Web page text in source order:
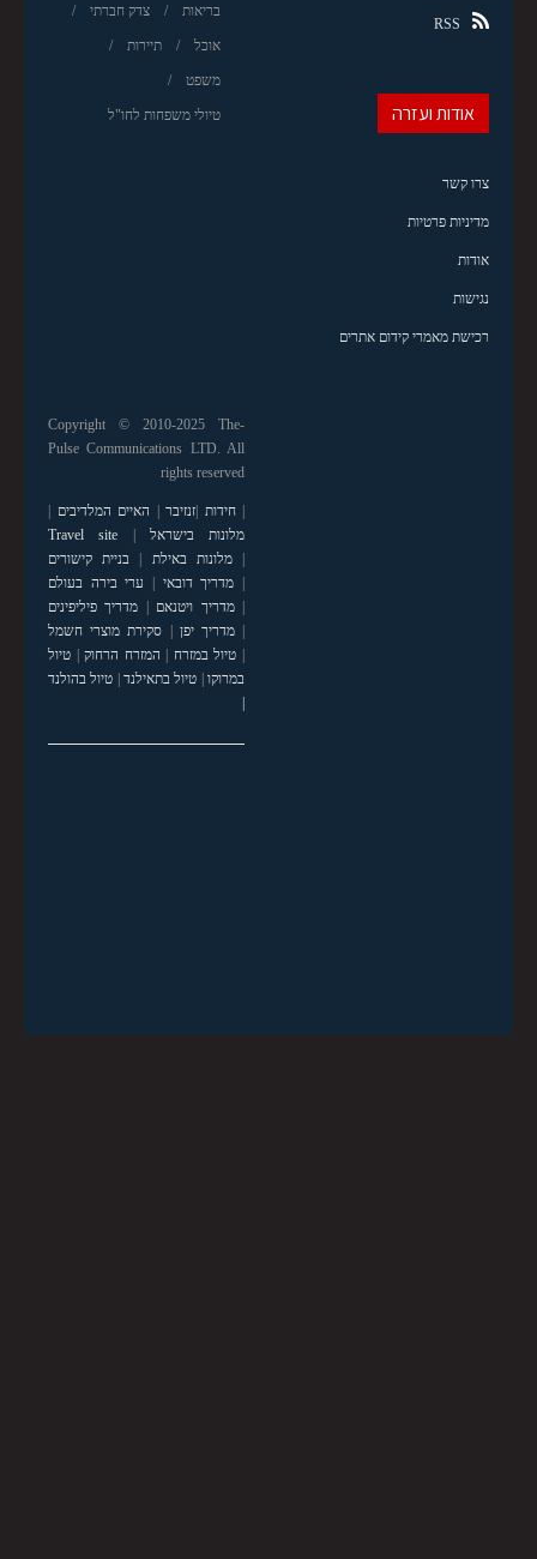
בריאות צדק חברתי
אוכל תיירות
משפט
טיולי משפחות לחו"ל
RSS
אודות ועזרה
צרו קשר
מדיניות פרטיות
אודות
נגישות
רכישת מאמרי קידום אתרים
Copyright © 2010-2025 The-
Pulse Communications LTD. All
rights reserved
|חידות זנזיבר האיים המלדיבים
מלונות בישראל
Travel site
|מלונות באילת
בניית קישורים
מדריך דובאי
ערי בירה בעולם
|מדריך ויטנאם
מדריך פיליפינים
|מדריך יפן
סקירת מוצרי חשמל
טיול במזרח המזרח הרחוק| טיול
במרוקו| טיול בתאילנד| טיול בהולנד